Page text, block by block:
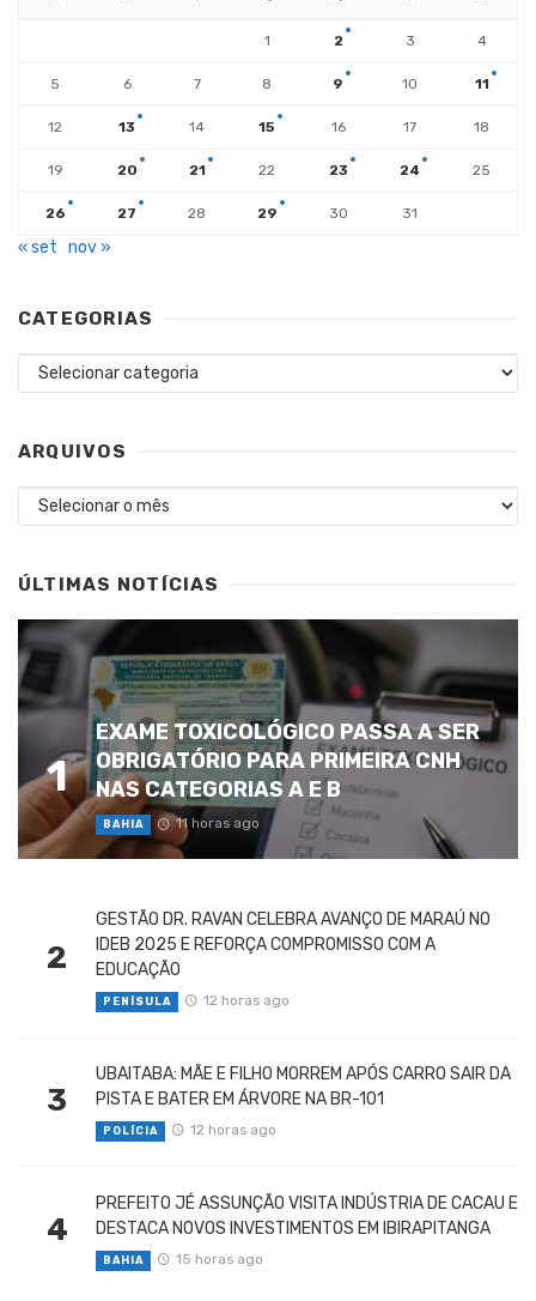
1 2 3 4
5 6 7 8 9 10 11
12 13 14 15 16 17 18
19 20 21 22 23 24 25
26 27 28 29 30 31
« set nov »
CATEGORIAS
Categorias
ARQUIVOS
Arquivos
ÚLTIMAS NOTÍCIAS
1
EXAME TOXICOLÓGICO PASSA A SER
OBRIGATÓRIO PARA PRIMEIRA CNH
NAS CATEGORIAS A E B
BAHIA 11 horas ago
2
GESTÃO DR. RAVAN CELEBRA AVANÇO DE MARAÚ NO
IDEB 2025 E REFORÇA COMPROMISSO COM A
EDUCAÇÃO
PENÍSULA 12 horas ago
3
UBAITABA: MÃE E FILHO MORREM APÓS CARRO SAIR DA
PISTA E BATER EM ÁRVORE NA BR-101
POLÍCIA 12 horas ago
4
PREFEITO JÉ ASSUNÇÃO VISITA INDÚSTRIA DE CACAU E
DESTACA NOVOS INVESTIMENTOS EM IBIRAPITANGA
BAHIA 15 horas ago